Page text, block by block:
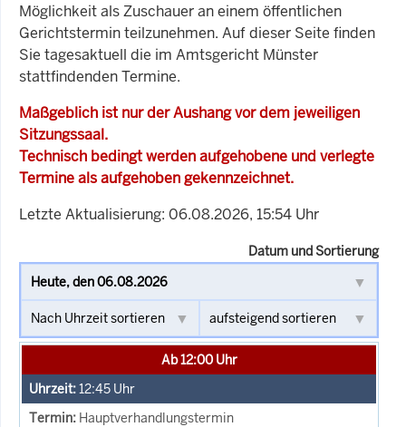
Möglichkeit als Zuschauer an einem öffentlichen
Gerichtstermin teilzunehmen. Auf dieser Seite finden
Sie tagesaktuell die im Amtsgericht Münster
stattfindenden Termine.
Maßgeblich ist nur der Aushang vor dem jeweiligen
Sitzungssaal.
Technisch bedingt werden aufgehobene und verlegte
Termine als aufgehoben gekennzeichnet.
Letzte Aktualisierung: 06.08.2026, 15:54 Uhr
Datum und Sortierung
Ab 12:00 Uhr
12:45 Uhr
Hauptverhandlungstermin